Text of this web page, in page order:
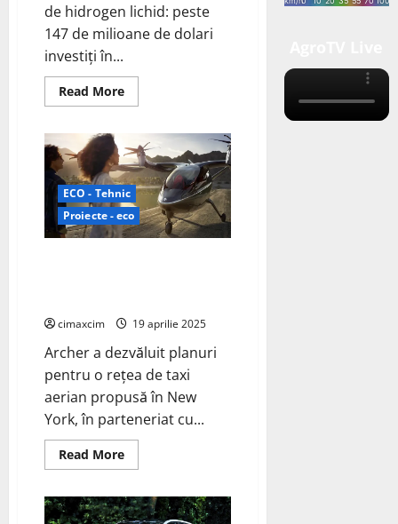
de hidrogen lichid: peste
147 de milioane de dolari
investiți în...
Read MoreRead
more
consolidează
infrastructura
energetică
bazată
pe
hidrogen
ECO - Tehnic
Proiecte - eco
cimaxcim 19 aprilie 2025
Archer a dezvăluit planuri
pentru o rețea de taxi
aerian propusă în New
York, în parteneriat cu...
Read MoreRead
more
și
United